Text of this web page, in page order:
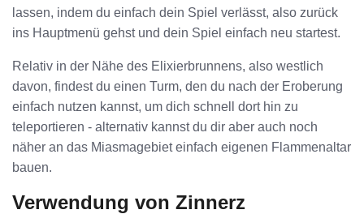
lassen, indem du einfach dein Spiel verlässt, also zurück
ins Hauptmenü gehst und dein Spiel einfach neu startest.
Relativ in der Nähe des Elixierbrunnens, also westlich
davon, findest du einen Turm, den du nach der Eroberung
einfach nutzen kannst, um dich schnell dort hin zu
teleportieren - alternativ kannst du dir aber auch noch
näher an das Miasmagebiet einfach eigenen Flammenaltar
bauen.
Verwendung von Zinnerz